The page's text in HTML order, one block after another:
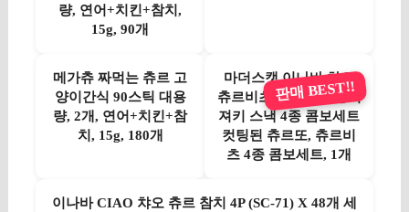
량, 연어+치킨+참치,
15g, 90개
메가츄 짜먹는 츄르 고
양이간식 90스틱 대용
량, 2개, 연어+치킨+참
치, 15g, 180개
마더스캣 이나바 챠오
츄르비츠 촉촉한 고양이
져키 스낵 4종 콤보세트
컷팅된 츄르또, 츄르비
츠 4종 콤보세트, 1개
판매 BEST!!
이나바 CIAO 챠오 츄르 참치 4P (SC-71) X 48개 세